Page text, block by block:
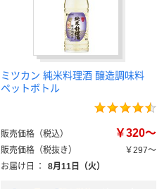
ミツカン 純米料理酒 醸造調味料
ペットボトル
販売価格（税込） ￥320～
販売価格（税抜き）
￥297～
お届け日
： 8月11日（火）